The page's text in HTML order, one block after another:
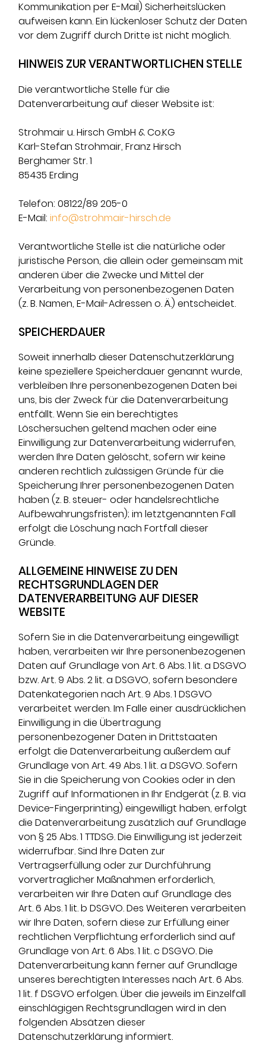
Kommunikation per E-Mail) Sicherheitslücken
aufweisen kann. Ein lückenloser Schutz der Daten
vor dem Zugriff durch Dritte ist nicht möglich.
HINWEIS ZUR VERANTWORTLICHEN STELLE
Die verantwortliche Stelle für die
Datenverarbeitung auf dieser Website ist:
Strohmair u. Hirsch GmbH & Co.KG
Karl-Stefan Strohmair, Franz Hirsch
Berghamer Str. 1
85435 Erding
Telefon: 08122/89 205-0
E-Mail:info@strohmair-hirsch.de
Verantwortliche Stelle ist die natürliche oder
juristische Person, die allein oder gemeinsam mit
anderen über die Zwecke und Mittel der
Verarbeitung von personenbezogenen Daten
(z. B. Namen, E-Mail-Adressen o. Ä.) entscheidet.
SPEICHERDAUER
Soweit innerhalb dieser Datenschutzerklärung
keine speziellere Speicherdauer genannt wurde,
verbleiben Ihre personenbezogenen Daten bei
uns, bis der Zweck für die Datenverarbeitung
entfällt. Wenn Sie ein berechtigtes
Löschersuchen geltend machen oder eine
Einwilligung zur Datenverarbeitung widerrufen,
werden Ihre Daten gelöscht, sofern wir keine
anderen rechtlich zulässigen Gründe für die
Speicherung Ihrer personenbezogenen Daten
haben (z. B. steuer- oder handelsrechtliche
Aufbewahrungsfristen); im letztgenannten Fall
erfolgt die Löschung nach Fortfall dieser
Gründe.
ALLGEMEINE HINWEISE ZU DEN
RECHTSGRUNDLAGEN DER
DATENVERARBEITUNG AUF DIESER
WEBSITE
Sofern Sie in die Datenverarbeitung eingewilligt
haben, verarbeiten wir Ihre personenbezogenen
Daten auf Grundlage von Art. 6 Abs. 1 lit. a DSGVO
bzw. Art. 9 Abs. 2 lit. a DSGVO, sofern besondere
Datenkategorien nach Art. 9 Abs. 1 DSGVO
verarbeitet werden. Im Falle einer ausdrücklichen
Einwilligung in die Übertragung
personenbezogener Daten in Drittstaaten
erfolgt die Datenverarbeitung außerdem auf
Grundlage von Art. 49 Abs. 1 lit. a DSGVO. Sofern
Sie in die Speicherung von Cookies oder in den
Zugriff auf Informationen in Ihr Endgerät (z. B. via
Device-Fingerprinting) eingewilligt haben, erfolgt
die Datenverarbeitung zusätzlich auf Grundlage
von § 25 Abs. 1 TTDSG. Die Einwilligung ist jederzeit
widerrufbar. Sind Ihre Daten zur
Vertragserfüllung oder zur Durchführung
vorvertraglicher Maßnahmen erforderlich,
verarbeiten wir Ihre Daten auf Grundlage des
Art. 6 Abs. 1 lit. b DSGVO. Des Weiteren verarbeiten
wir Ihre Daten, sofern diese zur Erfüllung einer
rechtlichen Verpflichtung erforderlich sind auf
Grundlage von Art. 6 Abs. 1 lit. c DSGVO. Die
Datenverarbeitung kann ferner auf Grundlage
unseres berechtigten Interesses nach Art. 6 Abs.
1 lit. f DSGVO erfolgen. Über die jeweils im Einzelfall
einschlägigen Rechtsgrundlagen wird in den
folgenden Absätzen dieser
Datenschutzerklärung informiert.